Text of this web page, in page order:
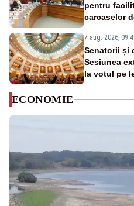
pentru
carcaselor
7 aug. 2026,
Senatorii și
Sesiunea
la votul pe
ECONOMIE